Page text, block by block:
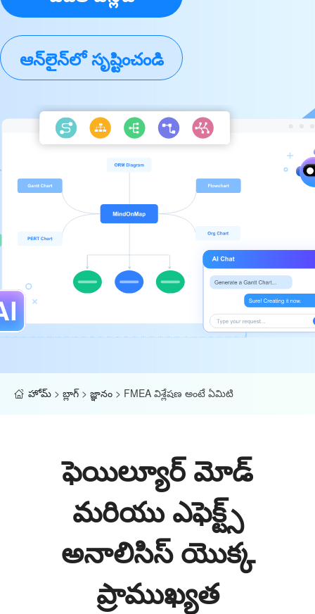
ఆన్‌లైన్‌లో సృష్టించండి
హోమ్ > బ్లాగ్> జ్ఞానం > FMEA విశ్లేషణ అంటే ఏమిటి
ఫెయిల్యూర్ మోడ్
మరియు ఎఫెక్ట్స్
అనాలిసిస్ యొక్క
ప్రాముఖ్యత